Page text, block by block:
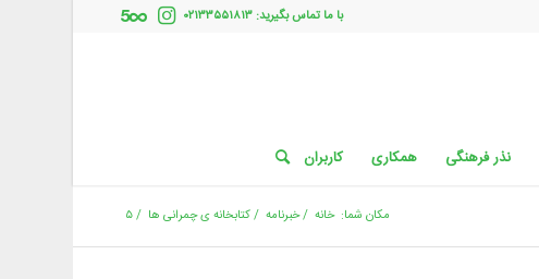
با ما تماس بگیرید: ۰۲۱۳۳۵۵۱۸۱۳
نذر فرهنگی همکاری کاربران
مکان شما: خانه /خبرنامه /کتابخانه ی چمرانی ها /۵